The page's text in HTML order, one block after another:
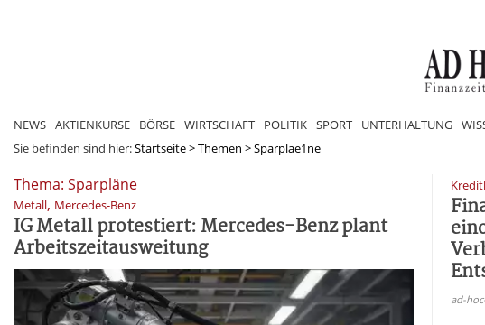
NEWS AKTIENKURSE BÖRSE WIRTSCHAFT POLITIK SPORT UNTERHALTUNG
Sie befinden sind hier:Startseite>Themen >Sparplae1ne
Thema: Sparpläne
Metall, Mercedes-Benz
IG Metall protestiert: Mercedes-Benz plant
Arbeitszeitausweitung
ad-